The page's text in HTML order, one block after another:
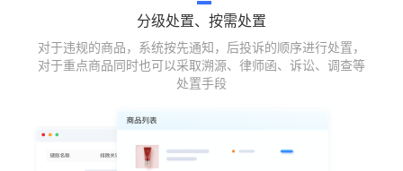
分级处置、按需处置
对于违规的商品，系统按先通知，后投诉的顺序进行处置，
对于重点商品同时也可以采取溯源、律师函、诉讼、调查等
处置手段